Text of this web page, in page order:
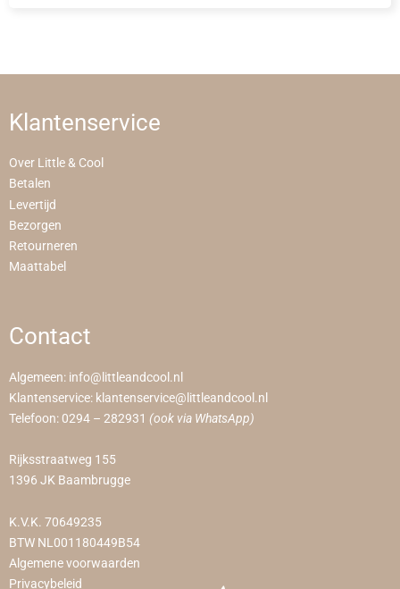
Klantenservice
Over Little & Cool
Betalen
Levertijd
Bezorgen
Retourneren
Maattabel
Contact
Algemeen: info@littleandcool.nl
Klantenservice: klantenservice@littleandcool.nl
Telefoon: 0294 – 282931 (ook via WhatsApp)
Rijksstraatweg 155
1396 JK Baambrugge
K.V.K. 70649235
BTW NL001180449B54
Algemene voorwaarden
Privacybeleid